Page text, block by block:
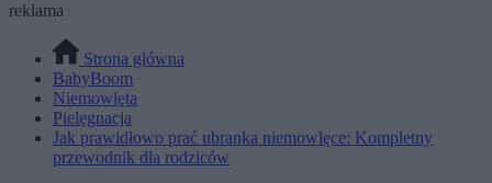
reklama
Strona główna
BabyBoom
Niemowlęta
Pielęgnacja
Jak prawidłowo prać ubranka niemowlęce: Kompletny
przewodnik dla rodziców